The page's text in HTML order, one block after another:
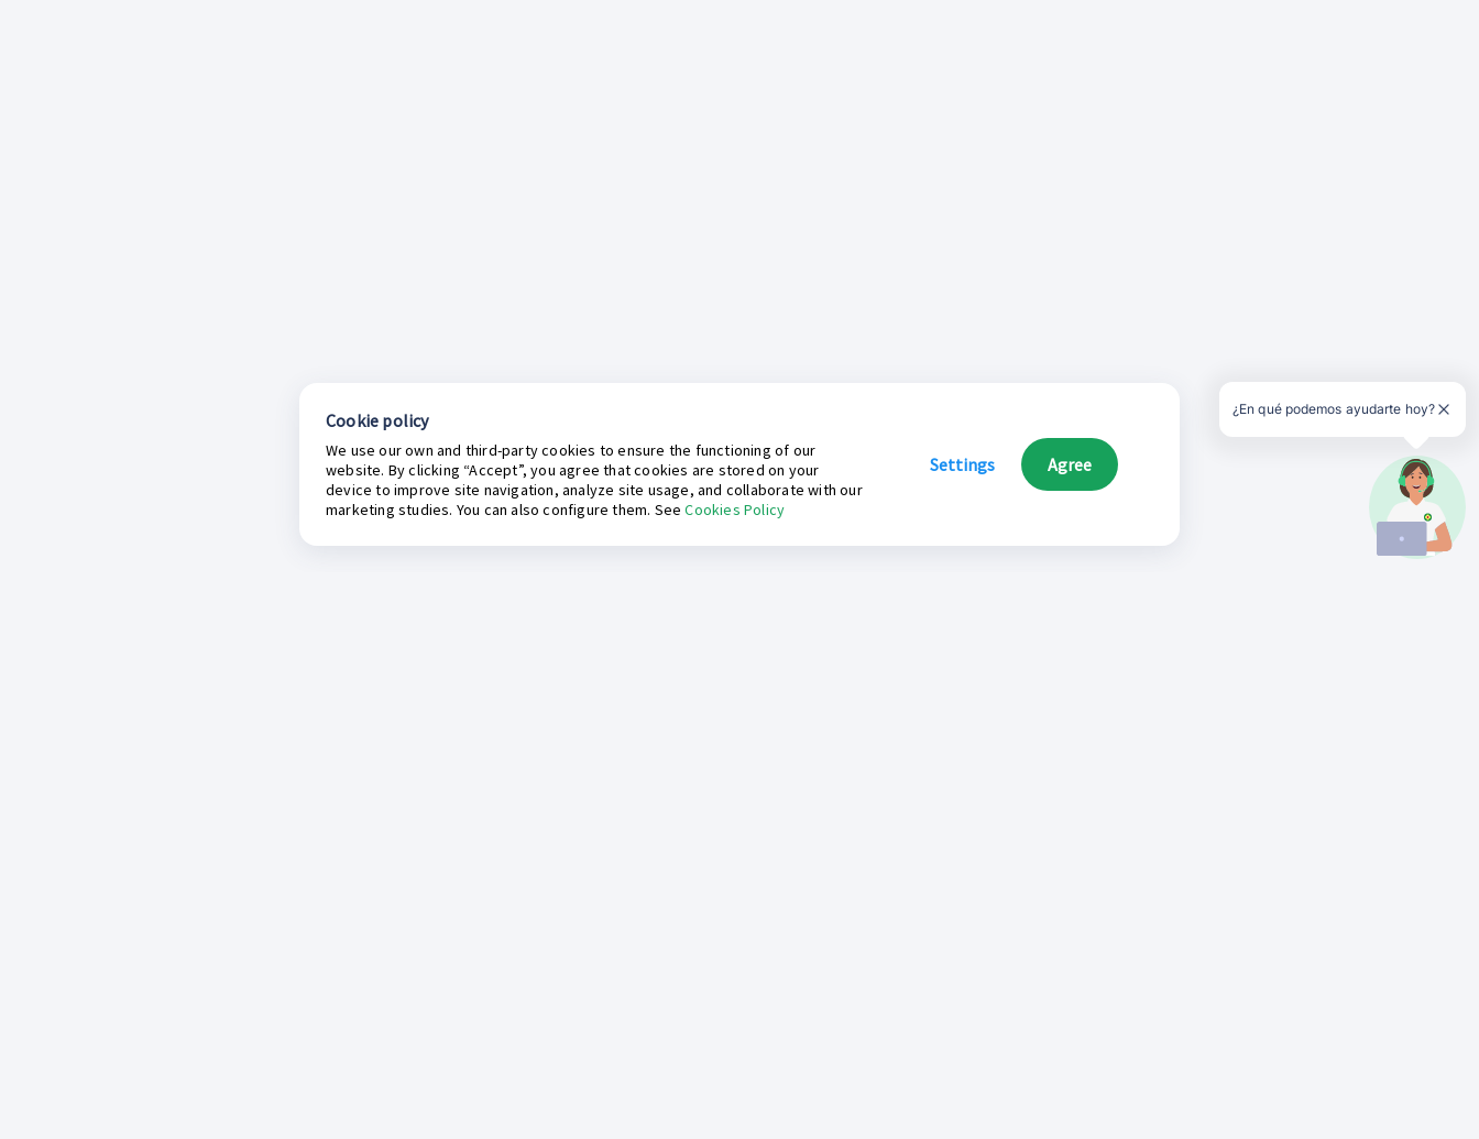
¿En qué podemos ayudarte hoy?
Cookie policy
We use our own and third-party cookies to ensure the functioning of our
website. By clicking “Accept”, you agree that cookies are stored on your
device to improve site navigation, analyze site usage, and collaborate with our
marketing studies. You can also configure them. SeeCookies Policy
Settings Agree